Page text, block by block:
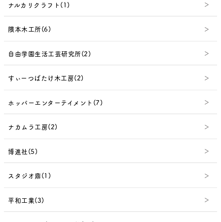
ナルカリクラフト(1)
隈本木工所(6)
自由学園生活工芸研究所(2)
すぃーつばたけ木工房(2)
ホッパーエンターテイメント(7)
ナカムラ工房(2)
博進社(5)
スタジオ鼎(1)
平和工業(3)